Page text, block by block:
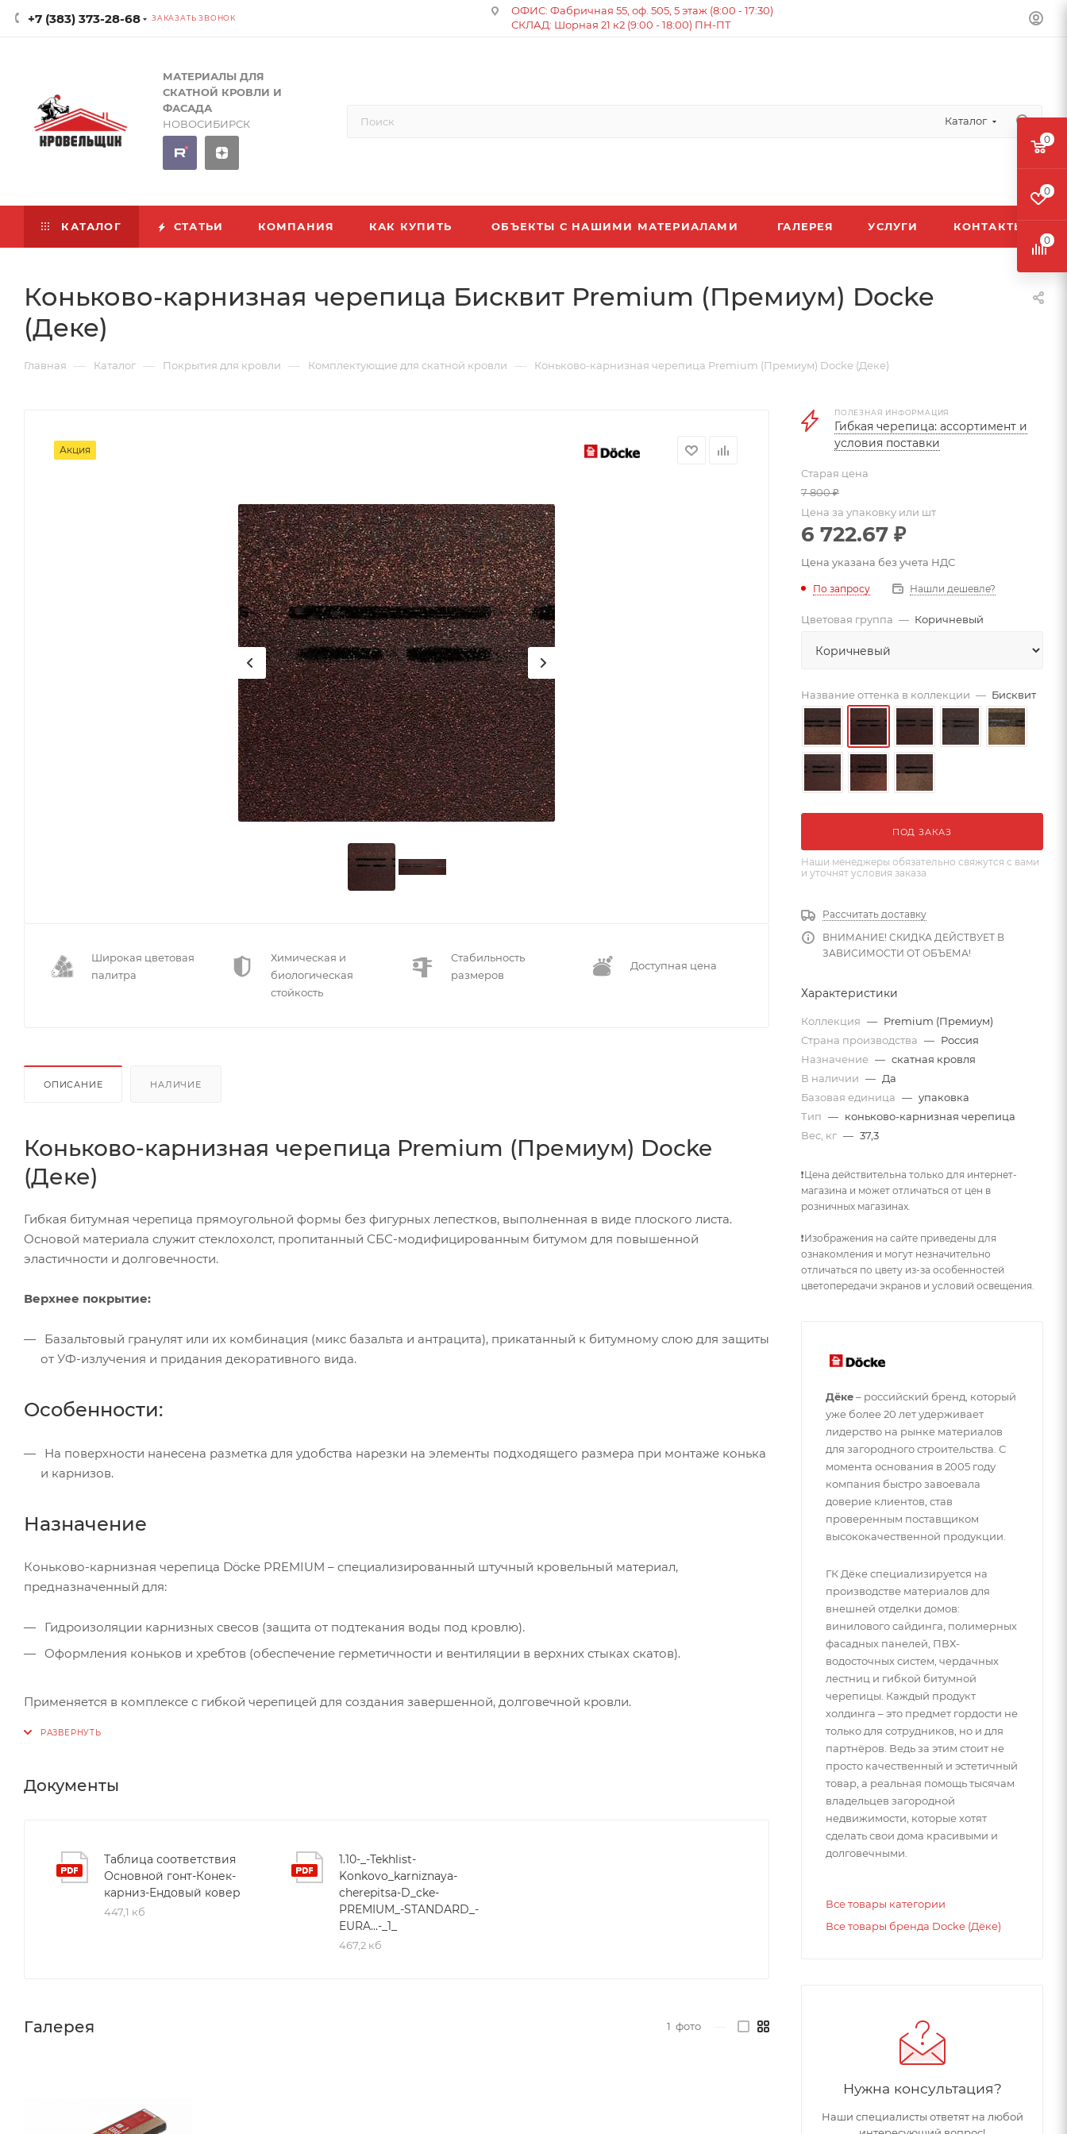
+7 (383) 373-28-68 ЗАКАЗАТЬ ЗВОНОК
ОФИС: Фабричная 55, оф. 505, 5 этаж (8:00 - 17:30)
СКЛАД: Шорная 21 к2 (9:00 - 18:00) ПН-ПТ
МАТЕРИАЛЫ ДЛЯ
СКАТНОЙ КРОВЛИ И
ФАСАДА
НОВОСИБИРСК
Каталог
КАТАЛОГ СТАТЬИ КОМПАНИЯ КАК КУПИТЬ ОБЪЕКТЫ С НАШИМИ МАТЕРИАЛАМИ ГАЛЕРЕЯ УСЛУГИ КОНТАКТЫ
Коньково-карнизная черепица Бисквит Premium (Премиум) Docke
(Деке)
Главная — Каталог — Покрытия для кровли — Комплектующие для скатной кровли — Коньково-карнизная черепица Premium (Премиум) Docke (Деке)
Акция
Широкая цветовая
палитра
Химическая и
биологическая
стойкость
Стабильность
размеров
Доступная цена
ОПИСАНИЕ НАЛИЧИЕ
Коньково-карнизная черепица Premium (Премиум) Docke
(Деке)
Гибкая битумная черепица прямоугольной формы без фигурных лепестков, выполненная в виде плоского листа.
Основой материала служит стеклохолст, пропитанный СБС-модифицированным битумом для повышенной
эластичности и долговечности.
Верхнее покрытие:
Базальтовый гранулят или их комбинация (микс базальта и антрацита), прикатанный к битумному слою для защиты
от УФ-излучения и придания декоративного вида.
Особенности:
На поверхности нанесена разметка для удобства нарезки на элементы подходящего размера при монтаже конька
и карнизов.
Назначение
Коньково-карнизная черепица Döcke PREMIUM – специализированный штучный кровельный материал,
предназначенный для:
Гидроизоляции карнизных свесов (защита от подтекания воды под кровлю).
Оформления коньков и хребтов (обеспечение герметичности и вентиляции в верхних стыках скатов).
Применяется в комплексе с гибкой черепицей для создания завершенной, долговечной кровли.
Документы
Таблица соответствия
Основной гонт-Конек-
карниз-Ендовый ковер
447,1 кб
1.10-_-Tekhlist-
Konkovo_karniznaya-
cherepitsa-D_cke-
PREMIUM_-STANDARD_-
EURA...-_1_
467,2 кб
Галерея 1 фото
ПОЛЕЗНАЯ ИНФОРМАЦИЯ
Гибкая черепица: ассортимент и
условия поставки
Старая цена
7 800₽
Цена за упаковку или шт
6 722.67 ₽
Цена указана без учета НДС
По запросу Нашли дешевле?
Цветовая группа — Коричневый
Название оттенка в коллекции — Бисквит
ПОД ЗАКАЗ
Наши менеджеры обязательно свяжутся с вами
и уточнят условия заказа
Рассчитать доставку
ВНИМАНИЕ! СКИДКА ДЕЙСТВУЕТ В
ЗАВИСИМОСТИ ОТ ОБЪЕМА!
Характеристики
Коллекция — Premium (Премиум)
Страна производства — Россия
Назначение — скатная кровля
В наличии — Да
Базовая единица — упаковка
Тип — коньково-карнизная черепица
Вес, кг — 37,3
❗Цена действительна только для интернет-
магазина и может отличаться от цен в
розничных магазинах.
❗Изображения на сайте приведены для
ознакомления и могут незначительно
отличаться по цвету из-за особенностей
цветопередачи экранов и условий освещения.
Дёке– российский бренд, который
уже более 20 лет удерживает
лидерство на рынке материалов
для загородного строительства. С
момента основания в 2005 году
компания быстро завоевала
доверие клиентов, став
проверенным поставщиком
высококачественной продукции.
ГК Дёке специализируется на
производстве материалов для
внешней отделки домов:
винилового сайдинга, полимерных
фасадных панелей, ПВХ-
водосточных систем, чердачных
лестниц и гибкой битумной
черепицы. Каждый продукт
холдинга – это предмет гордости не
только для сотрудников, но и для
партнёров. Ведь за этим стоит не
просто качественный и эстетичный
товар, а реальная помощь тысячам
владельцев загородной
недвижимости, которые хотят
сделать свои дома красивыми и
долговечными.
Все товары категории
Все товары бренда Docke (Дёке)
Нужна консультация?
Наши специалисты ответят на любой
0
0
0